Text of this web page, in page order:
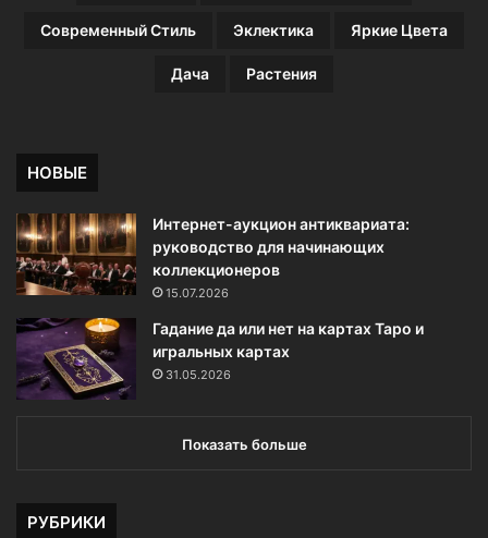
Современный Стиль Эклектика Яркие Цвета
Дача Растения
НОВЫЕ
Интернет-аукцион антиквариата:
руководство для начинающих
коллекционеров
15.07.2026
Гадание да или нет на картах Таро и
игральных картах
31.05.2026
Показать больше
РУБРИКИ